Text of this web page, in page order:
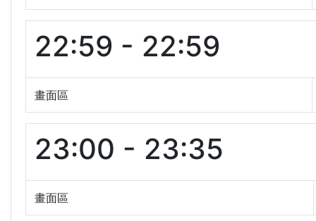
22:59 - 22:59
畫面區
23:00 - 23:35
畫面區